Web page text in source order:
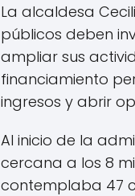
La alcaldesa
públicos deben
ampliar sus
financiamiento
ingresos y abrir
Al inicio de la
cercana a los 8
contemplaba 47